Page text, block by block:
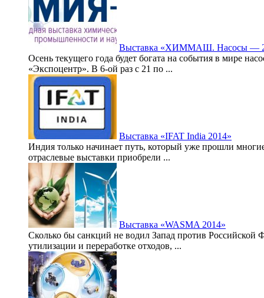
Выставка «ХИММАШ. Насосы —
Осень текущего года будет богата на события в мире
«Экспоцентр». В 6-ой раз с 21 по ...
Выставка «IFAT India 2014»
Индия только начинает путь, который уже прошли
отраслевые выставки приобрели ...
Выставка «WASMA 2014»
Сколько бы санкций не водил Запад против
утилизации и переработке отходов, ...